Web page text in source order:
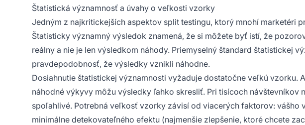
Štatistická významnosť a úvahy o veľkosti vzorky
Jedným z najkritickejších aspektov split testingu, ktorý mnohí marketéri
Štatisticky významný výsledok znamená, že si môžete byť istí, že
reálny a nie je len výsledkom náhody. Priemyselný štandard štatistickej
pravdepodobnosť, že výsledky vznikli náhodne.
Dosiahnutie štatistickej významnosti vyžaduje dostatočne veľkú vzorku.
náhodné výkyvy môžu výsledky ľahko skresliť. Pri tisícoch návštevníkov
spoľahlivé. Potrebná veľkosť vzorky závisí od viacerých faktorov: vášho
minimálne detekovateľného efektu (najmenšie zlepšenie, ktoré chcete